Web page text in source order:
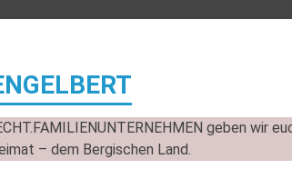
geben wir
– dem Bergischen Land.